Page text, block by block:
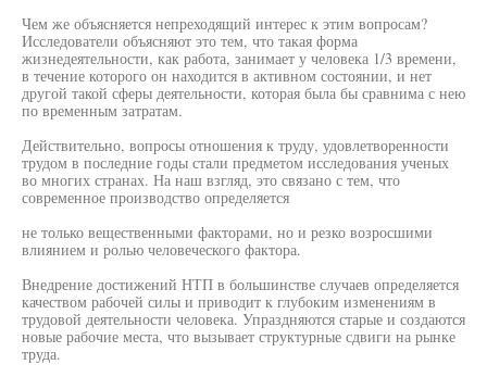
Чем же объясняется непреходящий интерес к этим вопросам?
Исследователи объясняют это тем, что такая форма
жизнедеятельности, как работа, занимает у человека 1/3 времени,
в течение которого он находится в активном состоянии, и нет
другой такой сферы деятельности, которая была бы сравнима с нею
по временным затратам.
Действительно, вопросы отношения к труду, удовлетворенности
трудом в последние годы стали предметом исследования ученых
во многих странах. На наш взгляд, это связано с тем, что
современное производство определяется
не только вещественными факторами, но и резко возросшими
влиянием и ролью человеческого фактора.
Внедрение достижений НТП в большинстве случаев определяется
качеством рабочей силы и приводит к глубоким изменениям в
трудовой деятельности человека. Упраздняются старые и создаются
новые рабочие места, что вызывает структурные сдвиги на рынке
труда.